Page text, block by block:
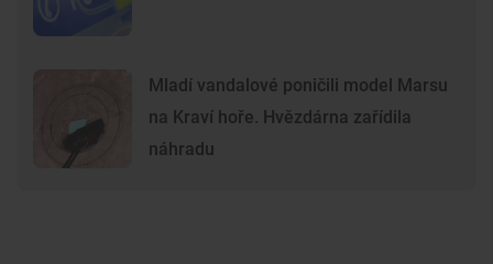
Mladí vandalové poničili model Marsu
na Kraví hoře. Hvězdárna zařídila
náhradu